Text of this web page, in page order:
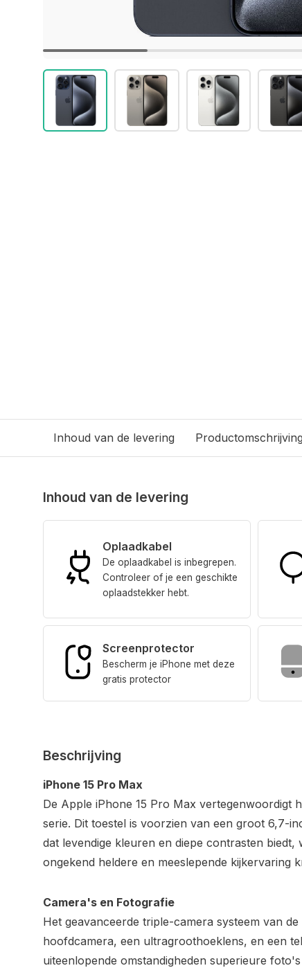
Inhoud van de levering Productomschrijving
Inhoud van de levering
Oplaadkabel
De oplaadkabel is inbegrepen.
Controleer of je een geschikte
oplaadstekker hebt.
Screenprotector
Bescherm je iPhone met deze
gratis protector
Beschrijving
iPhone 15 Pro Max
De Apple iPhone 15 Pro Max vertegenwoordigt
serie. Dit toestel is voorzien van een groot 6,7-
dat levendige kleuren en diepe contrasten biedt,
ongekend heldere en meeslepende kijkervaring
Camera's en Fotografie
Het geavanceerde triple-camera systeem van
hoofdcamera, een ultragroothoeklens, en een
uiteenlopende omstandigheden superieure